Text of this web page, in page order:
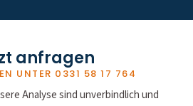
anfragen
UNTER 0331 58 17 764
Analyse sind unverbindlich und